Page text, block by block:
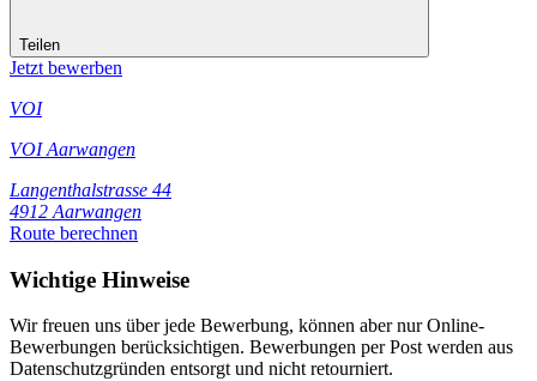
Teilen
Jetzt bewerben
VOI
VOI Aarwangen
Langenthalstrasse 44
4912 Aarwangen
Route berechnen
Wichtige Hinweise
Wir freuen uns über jede Bewerbung, können aber nur Online-
Bewerbungen berücksichtigen. Bewerbungen per Post werden aus
Datenschutzgründen entsorgt und nicht retourniert.